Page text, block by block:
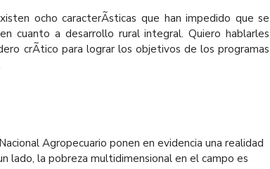
ocho caracterÃ­sticas que han impedido que se
cuanto a desarrollo rural integral. Quiero hablarles
crÃ­tico para lograr los objetivos de los programas
Agropecuario ponen en evidencia una realidad
lado, la pobreza multidimensional en el campo es